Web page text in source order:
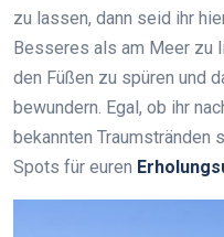
zu lassen, dann seid ihr
Besseres als am Meer zu
den Füßen zu spüren und
bewundern. Egal, ob ihr
bekannten Traumstränden
Spots für euren